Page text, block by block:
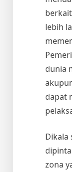
lebih
dunia
dapat
Dikala
zona